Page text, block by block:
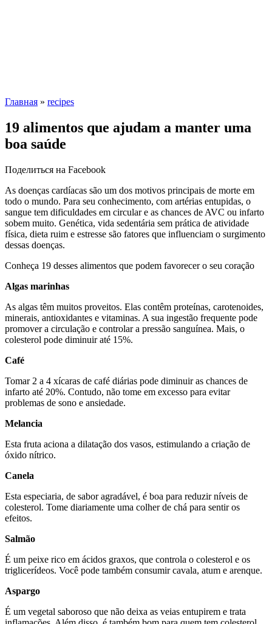
Главная » recipes
19 alimentos que ajudam a manter uma
boa saúde
Поделиться на Facebook
As doenças cardíacas são um dos motivos principais de morte em
todo o mundo. Para seu conhecimento, com artérias entupidas, o
sangue tem dificuldades em circular e as chances de AVC ou infarto
sobem muito. Genética, vida sedentária sem prática de atividade
física, dieta ruim e estresse são fatores que influenciam o surgimento
dessas doenças.
Conheça 19 desses alimentos que podem favorecer o seu coração
Algas marinhas
As algas têm muitos proveitos. Elas contêm proteínas, carotenoides,
minerais, antioxidantes e vitaminas. A sua ingestão frequente pode
promover a circulação e controlar a pressão sanguínea. Mais, o
colesterol pode diminuir até 15%.
Café
Tomar 2 a 4 xícaras de café diárias pode diminuir as chances de
infarto até 20%. Contudo, não tome em excesso para evitar
problemas de sono e ansiedade.
Melancia
Esta fruta aciona a dilatação dos vasos, estimulando a criação de
óxido nítrico.
Canela
Esta especiaria, de sabor agradável, é boa para reduzir níveis de
colesterol. Tome diariamente uma colher de chá para sentir os
efeitos.
Salmão
É um peixe rico em ácidos graxos, que controla o colesterol e os
triglicerídeos. Você pode também consumir cavala, atum e arenque.
Aspargo
É um vegetal saboroso que não deixa as veias entupirem e trata